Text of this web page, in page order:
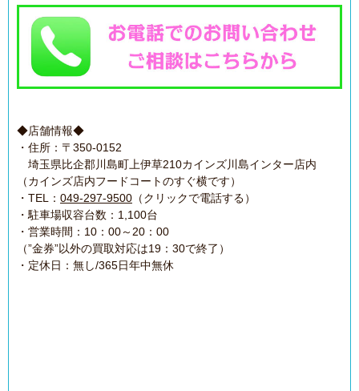
◆店舗情報◆
・住所：〒350-0152
埼玉県比企郡川島町上伊草210カインズ川島インター店内
（カインズ店内フードコートのすぐ横です）
・TEL： 049-297-9500 （クリックで電話する）
・駐車場収容台数：1,100台
・営業時間：10：00～20：00
（”金券”以外の買取対応は19：30で終了）
・定休日：無し/365日年中無休